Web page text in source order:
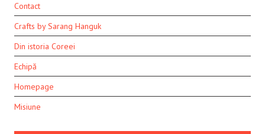
Contact
Crafts by Sarang Hanguk
Din istoria Coreei
Echipă
Homepage
Misiune